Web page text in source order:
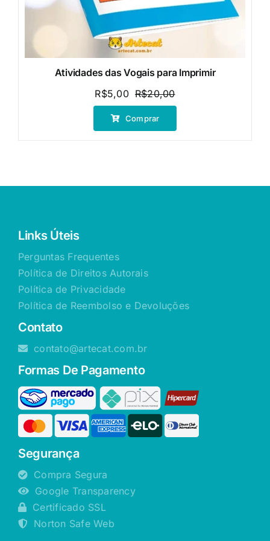
Atividades das Vogais para Imprimir
R$20,00O
preço
era:
R$5,00
O
preço
é:
Comprar
Links Úteis
Perguntas Frequentes
Política de Direitos Autorais
Política de Privacidade
Política de Reembolso e Devoluções
Contato
contato@artecat.com.br
Formas De Pagamento
Segurança
Compra Segura
Google Transparency
Certificado SSL
Norton Safe Web